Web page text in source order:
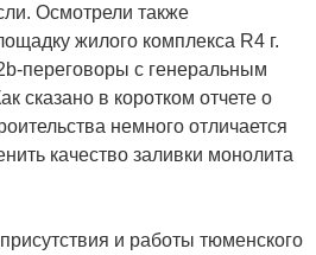
Осмотрели также
жилого комплекса R4 г.
переговоры с генеральным
сказано в коротком отчете о
немного отличается
качество заливки монолита
и работы тюменского